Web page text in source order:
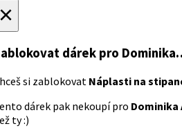
dárek pro
si zablokovat Náplasti na
dárek pak nekoupí pro
ty :)